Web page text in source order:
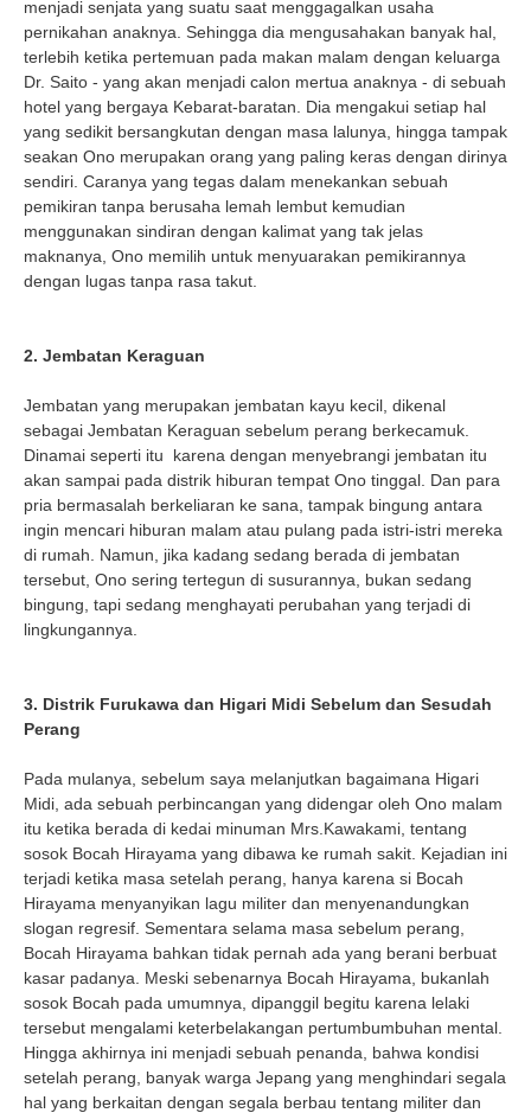
menjadi senjata yang suatu saat menggagalkan usaha
pernikahan anaknya. Sehingga dia mengusahakan banyak hal,
terlebih ketika pertemuan pada makan malam dengan keluarga
Dr. Saito - yang akan menjadi calon mertua anaknya - di sebuah
hotel yang bergaya Kebarat-baratan. Dia mengakui setiap hal
yang sedikit bersangkutan dengan masa lalunya, hingga tampak
seakan Ono merupakan orang yang paling keras dengan dirinya
sendiri. Caranya yang tegas dalam menekankan sebuah
pemikiran tanpa berusaha lemah lembut kemudian
menggunakan sindiran dengan kalimat yang tak jelas
maknanya, Ono memilih untuk menyuarakan pemikirannya
dengan lugas tanpa rasa takut.
2. Jembatan Keraguan
Jembatan yang merupakan jembatan kayu kecil, dikenal
sebagai Jembatan Keraguan sebelum perang berkecamuk.
Dinamai seperti itu karena dengan menyebrangi jembatan itu
akan sampai pada distrik hiburan tempat Ono tinggal. Dan para
pria bermasalah berkeliaran ke sana, tampak bingung antara
ingin mencari hiburan malam atau pulang pada istri-istri mereka
di rumah. Namun, jika kadang sedang berada di jembatan
tersebut, Ono sering tertegun di susurannya, bukan sedang
bingung, tapi sedang menghayati perubahan yang terjadi di
lingkungannya.
3. Distrik Furukawa dan Higari Midi Sebelum dan Sesudah
Perang
Pada mulanya, sebelum saya melanjutkan bagaimana Higari
Midi, ada sebuah perbincangan yang didengar oleh Ono malam
itu ketika berada di kedai minuman Mrs.Kawakami, tentang
sosok Bocah Hirayama yang dibawa ke rumah sakit. Kejadian ini
terjadi ketika masa setelah perang, hanya karena si Bocah
Hirayama menyanyikan lagu militer dan menyenandungkan
slogan regresif. Sementara selama masa sebelum perang,
Bocah Hirayama bahkan tidak pernah ada yang berani berbuat
kasar padanya. Meski sebenarnya Bocah Hirayama, bukanlah
sosok Bocah pada umumnya, dipanggil begitu karena lelaki
tersebut mengalami keterbelakangan pertumbumbuhan mental.
Hingga akhirnya ini menjadi sebuah penanda, bahwa kondisi
setelah perang, banyak warga Jepang yang menghindari segala
hal yang berkaitan dengan segala berbau tentang militer dan